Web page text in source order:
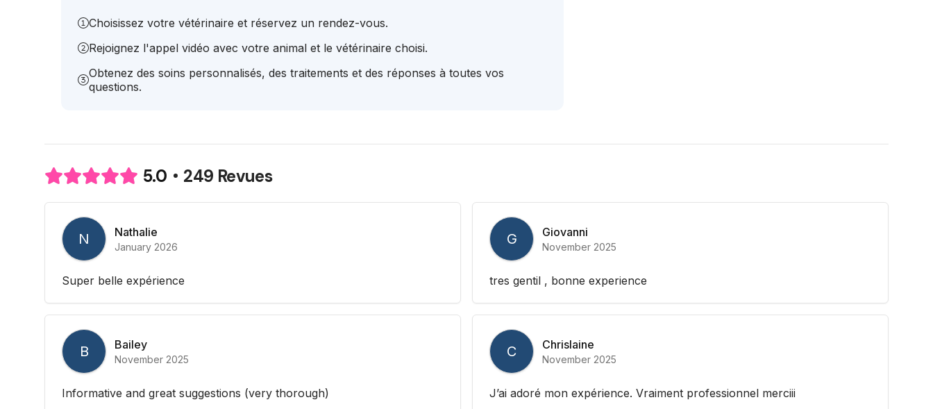
Choisissez votre vétérinaire et réservez un rendez-vous.
Rejoignez l'appel vidéo avec votre animal et le vétérinaire choisi.
Obtenez des soins personnalisés, des traitements et des réponses à toutes vos
questions.
5.0 249 Revues
N Nathalie
January 2026
Super belle expérience
G Giovanni
November 2025
tres gentil , bonne experience
B Bailey
November 2025
Informative and great suggestions (very thorough)
C Chrislaine
November 2025
J’ai adoré mon expérience. Vraiment professionnel merciii